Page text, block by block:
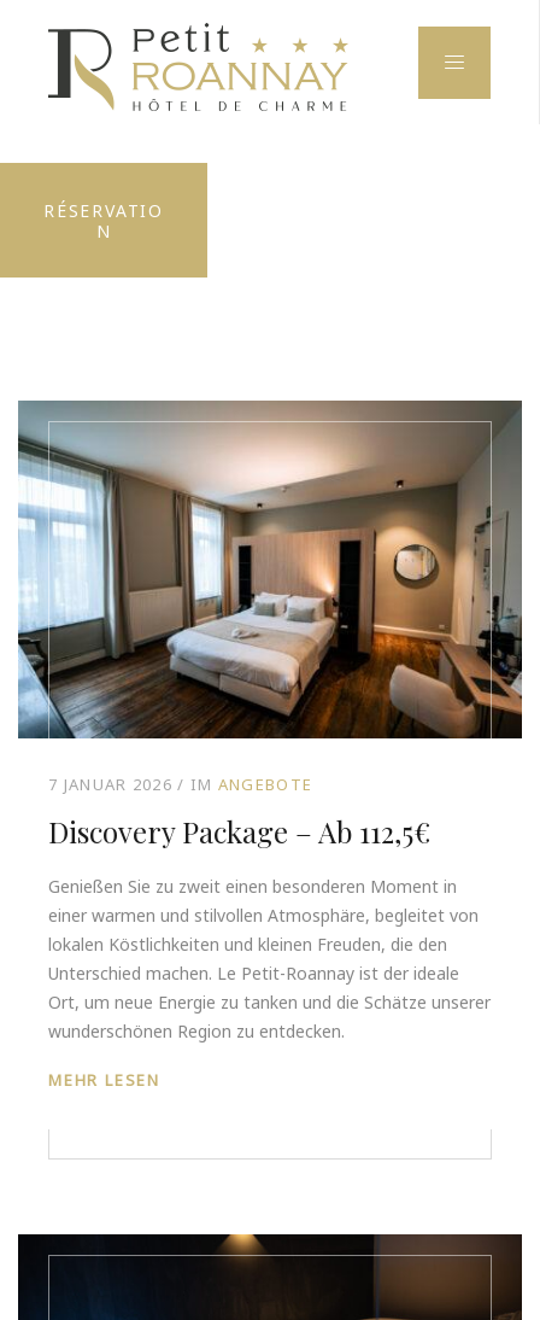
RÉSERVATIO
N
7 JANUAR 2026 IM ANGEBOTE
Discovery Package – Ab 112,5€
Genießen Sie zu zweit einen besonderen Moment in
einer warmen und stilvollen Atmosphäre, begleitet von
lokalen Köstlichkeiten und kleinen Freuden, die den
Unterschied machen. Le Petit-Roannay ist der ideale
Ort, um neue Energie zu tanken und die Schätze unserer
wunderschönen Region zu entdecken.
MEHR LESEN